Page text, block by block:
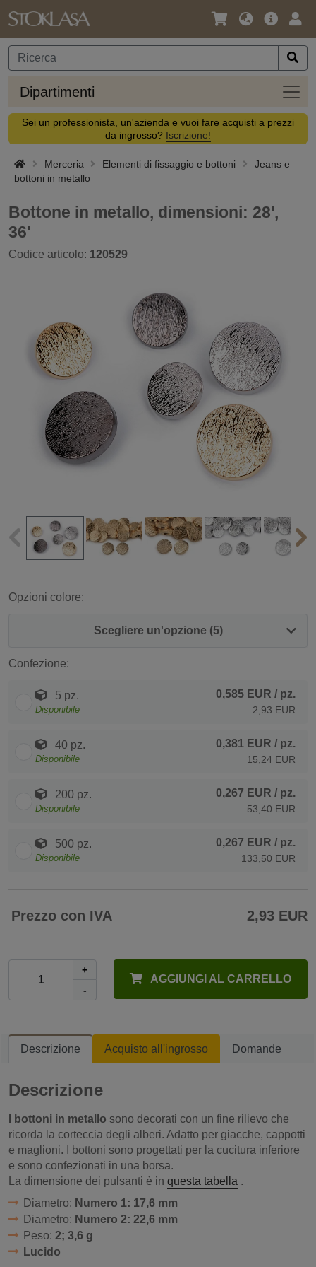
Lingua
Valuta
Offerta
Dipartimenti
Sei un professionista, un'azienda e vuoi fare acquisti a prezzi
da ingrosso? Iscrizione!
Merceria Elementi di fissaggio e bottoni
Jeans e
bottoni in metallo
Bottone in metallo, dimensioni: 28',
36'
Codice articolo: 120529
Opzioni colore:
Scegliere un'opzione (5)
Confezione:
5 pz.
Disponibile
0,585 EUR / pz.
2,93 EUR
40 pz.
Disponibile
0,381 EUR / pz.
15,24 EUR
200 pz.
Disponibile
0,267 EUR / pz.
53,40 EUR
500 pz.
Disponibile
0,267 EUR / pz.
133,50 EUR
Prezzo con IVA 2,93 EUR
+
-
AGGIUNGI AL CARRELLO
Descrizione Acquisto all'ingrosso Domande
Descrizione
I bottoni in metallo sono decorati con un fine rilievo che
ricorda la corteccia degli alberi. Adatto per giacche, cappotti
e maglioni. I bottoni sono progettati per la cucitura inferiore
e sono confezionati in una borsa.
La dimensione dei pulsanti è in questa tabella .
Diametro: Numero 1: 17,6 mm
Diametro: Numero 2: 22,6 mm
Peso: 2; 3,6 g
Lucido